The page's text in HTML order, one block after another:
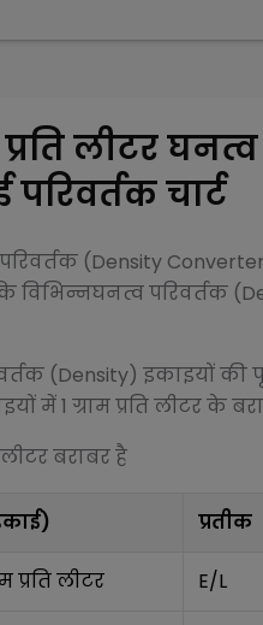
लीटरघनत्व
परिवर्तक चार्ट
(Density
विभिन्नघनत्व परिवर्तक
(Density) इकाइयों की
में 1 ग्राम प्रति लीटरके
लीटरबराबर है
प्रतीक
प्रति लीटर E/L